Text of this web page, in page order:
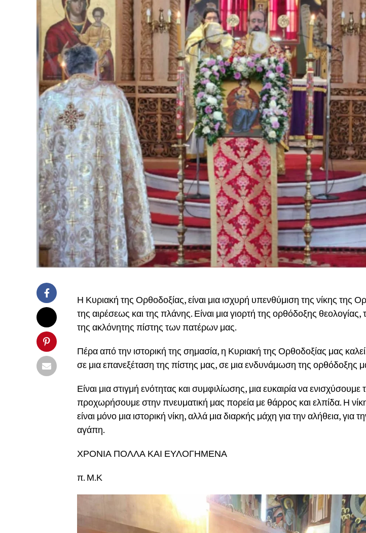
Η Κυριακή της Ορθοδοξίας, είναι μια ισχυρή υπενθύμιση της νίκης της
της αιρέσεως και της πλάνης. Είναι μια γιορτή της ορθόδοξης
της ακλόνητης πίστης των πατέρων μας.
Πέρα από την ιστορική της σημασία, η Κυριακή της Ορθοδοξίας μας
σε μια επανεξέταση της πίστης μας, σε μια ενδυνάμωση της ορθόδοξης
Είναι μια στιγμή ενότητας και συμφιλίωσης, μια ευκαιρία να ενισχύσουμε
προχωρήσουμε στην πνευματική μας πορεία με θάρρος και ελπίδα. Η
είναι μόνο μια ιστορική νίκη, αλλά μια διαρκής μάχη για την αλήθεια, για
αγάπη.
ΧΡΟΝΙΑ ΠΟΛΛΑ ΚΑΙ ΕΥΛΟΓΗΜΕΝΑ
π. Μ.Κ